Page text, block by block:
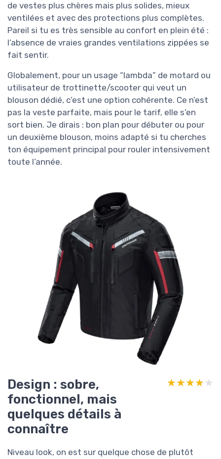
de vestes plus chères mais plus solides, mieux
ventilées et avec des protections plus complètes.
Pareil si tu es très sensible au confort en plein été :
l’absence de vraies grandes ventilations zippées se
fait sentir.
Globalement, pour un usage “lambda” de motard ou
utilisateur de trottinette/scooter qui veut un
blouson dédié, c’est une option cohérente. Ce n’est
pas la veste parfaite, mais pour le tarif, elle s’en
sort bien. Je dirais : bon plan pour débuter ou pour
un deuxième blouson, moins adapté si tu cherches
ton équipement principal pour rouler intensivement
toute l’année.
Design : sobre,
fonctionnel, mais
quelques détails à
connaître
★★★★★
★★★★★
Niveau look, on est sur quelque chose de plutôt